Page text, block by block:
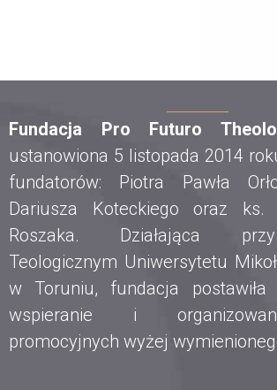
Fundacja Pro Futuro
ustanowiona 5 listopada 2014
fundatorów: Piotra Pawła
Dariusza Koteckiego oraz ks.
Roszaka. Działająca
Teologicznym Uniwersytetu
w Toruniu, fundacja
wspieranie i
promocyjnych wyżej